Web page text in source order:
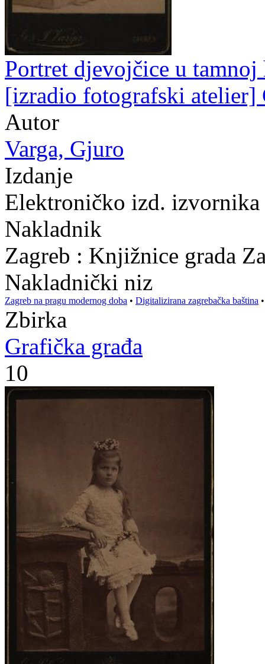
Portret djevojčice u
[izradio fotografski atelier]
Autor
Varga, Gjuro
Izdanje
Elektroničko izd. izvornika
Nakladnik
Zagreb : Knjižnice grada
Nakladnički niz
Zagreb na pragu modernog doba • Digitalizirana zagrebačka baština
Zbirka
Grafička građa
10